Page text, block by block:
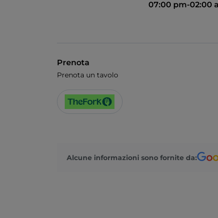
07:00 pm-02:00
Prenota
Prenota un tavolo
Alcune informazioni sono fornite da: